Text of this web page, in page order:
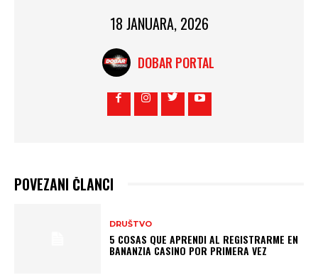
18 JANUARA, 2026
DOBAR PORTAL
POVEZANI ČLANCI
DRUŠTVO
5 COSAS QUE APRENDI AL REGISTRARME EN
BANANZIA CASINO POR PRIMERA VEZ